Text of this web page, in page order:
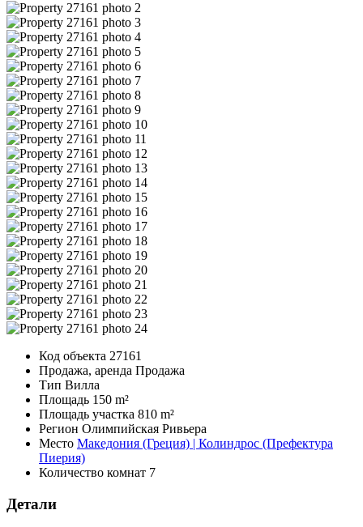
Код объекта 27161
Продажа, аренда Продажа
Тип Вилла
Площадь 150 m²
Площадь участка 810 m²
Регион Олимпийская Ривьера
Место Македония (Греция) | Колиндрос (Префектура
Пиерия)
Количество комнат 7
Детали